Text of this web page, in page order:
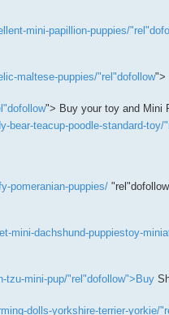
mini-papillion-puppies/
maltese-puppies/"rel"dofollow">
"> Buy your toy and Mini
bear-teacup-poodle-standard-toy/
pomeranian-puppies/
mini-dachshund-puppiestoy-
tzu-mini-pup/"rel"dofollow">Buy
dolls-yorkshire-terrier-yorkie/